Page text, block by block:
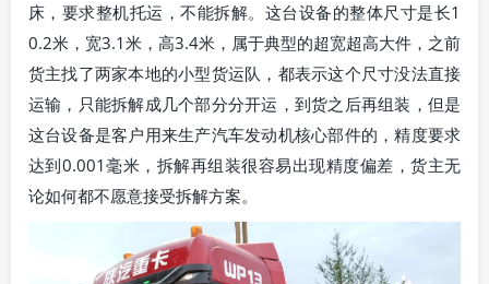
床，要求整机托运，不能拆解。这台设备的整体尺寸是长1
0.2米，宽3.1米，高3.4米，属于典型的超宽超高大件，之前
货主找了两家本地的小型货运队，都表示这个尺寸没法直接
运输，只能拆解成几个部分分开运，到货之后再组装，但是
这台设备是客户用来生产汽车发动机核心部件的，精度要求
达到0.001毫米，拆解再组装很容易出现精度偏差，货主无
论如何都不愿意接受拆解方案。